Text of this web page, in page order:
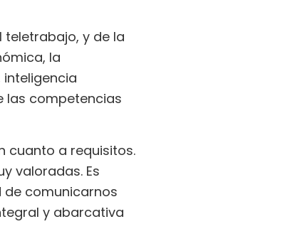
y de la
la
las competencias
cuanto a requisitos.
valoradas. Es
comunicarnos
y abarcativa